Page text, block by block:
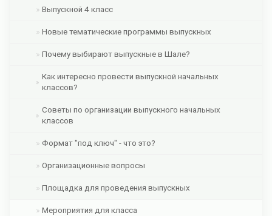
Выпускной 4 класс
Новые тематические программы выпускных
Почему выбирают выпускные в Шале?
Как интересно провести выпускной начальных
классов?
Советы по организации выпускного начальных
классов
Формат "под ключ" - что это?
Организационные вопросы
Площадка для проведения выпускных
Мероприятия для класса